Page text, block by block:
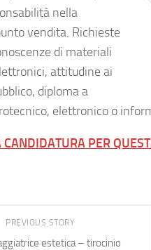
nella
vendita. Richieste
di materiali
attitudine ai
diploma a
elettronico o
PER
PREVIOUS STORY
estetica – tirocinio